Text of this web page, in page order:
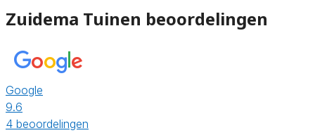
Zuidema Tuinen beoordelingen
Google
9.6
4 beoordelingen